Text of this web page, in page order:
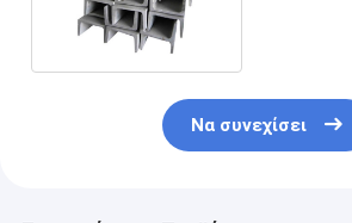
Να συνεχίσει